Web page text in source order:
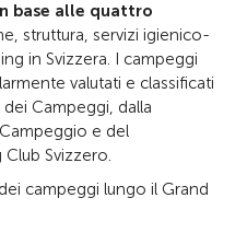
base alle quattro
struttura, servizi igienico-
in Svizzera. I campeggi
valutati e classificati
dei Campeggi, dalla
e del
Svizzero.
campeggi lungo il Grand